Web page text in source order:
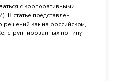
с корпоративными
В статье представлен
решений как на российском,
сгруппированных по типу